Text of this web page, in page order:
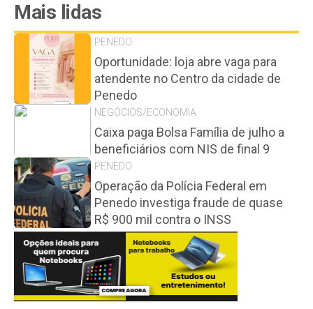
Mais lidas
PENEDO
Oportunidade: loja abre vaga para
atendente no Centro da cidade de
Penedo
NEGÓCIOS/ECONOMIA
Caixa paga Bolsa Família de julho a
beneficiários com NIS de final 9
PENEDO
Operação da Polícia Federal em
Penedo investiga fraude de quase
R$ 900 mil contra o INSS